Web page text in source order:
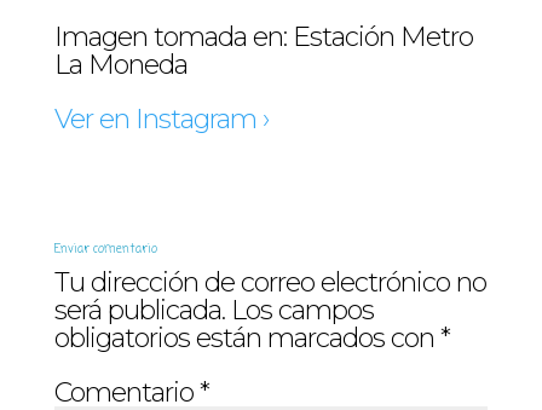
Imagen tomada en: Estación Metro
La Moneda
Ver en Instagram ›
Enviar comentario
Tu dirección de correo electrónico no
será publicada. Los campos
obligatorios están marcados con *
Comentario*